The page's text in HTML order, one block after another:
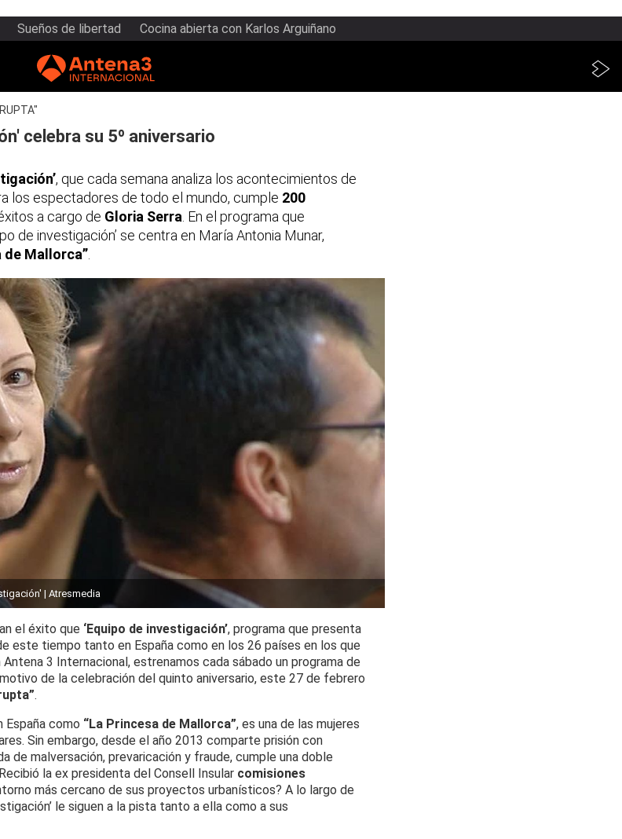
Sueños de libertad Cocina abierta con Karlos Arguiñano
celebra su 5º aniversario
, que cada semana analiza los acontecimientos de
los espectadores de todo el mundo, cumple 200
a cargo de Gloria Serra . En el programa que
de investigación’ se centra en María Antonia Munar,
de Mallorca”
| Atresmedia
el éxito que ‘Equipo de investigación’, programa que presenta
este tiempo tanto en España como en los 26 países en los que
3 Internacional, estrenamos cada sábado un programa de
de la celebración del quinto aniversario, este 27 de febrero
.
España como “La Princesa de Mallorca”, es una de las mujeres
Sin embargo, desde el año 2013 comparte prisión con
de malversación, prevaricación y fraude, cumple una doble
la ex presidenta del Consell Insular comisiones
más cercano de sus proyectos urbanísticos? A lo largo de
le siguen a la pista tanto a ella como a sus